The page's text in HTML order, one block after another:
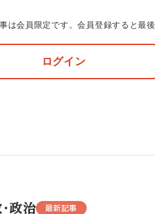
は会員限定です。会員登録すると最
ログイン
政治 最新記事